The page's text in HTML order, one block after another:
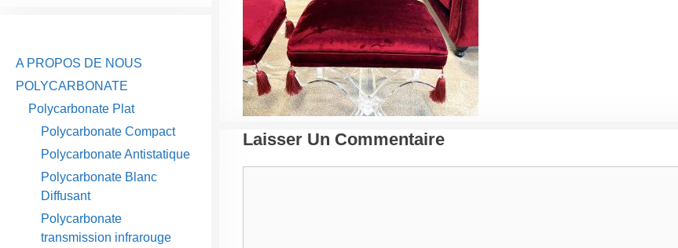
Laisser Un Commentaire
A PROPOS DE NOUS
POLYCARBONATE
Polycarbonate Plat
Polycarbonate Compact
Polycarbonate Antistatique
Polycarbonate Blanc
Diffusant
Polycarbonate
transmission infrarouge